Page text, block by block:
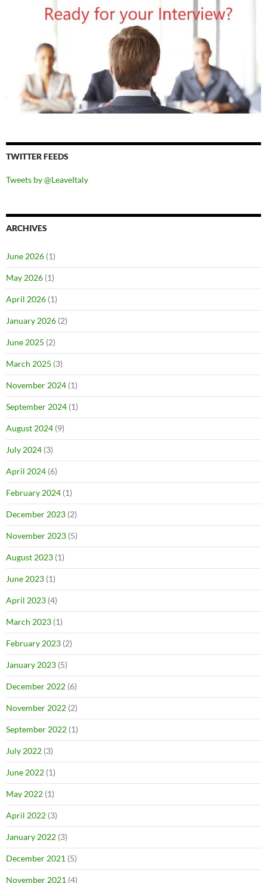
TWITTER FEEDS
Tweets by @LeaveItaly
ARCHIVES
June 2026 (1)
May 2026 (1)
April 2026 (1)
January 2026 (2)
June 2025 (2)
March 2025 (3)
November 2024 (1)
September 2024 (1)
August 2024 (9)
July 2024 (3)
April 2024 (6)
February 2024 (1)
December 2023 (2)
November 2023 (5)
August 2023 (1)
June 2023 (1)
April 2023 (4)
March 2023 (1)
February 2023 (2)
January 2023 (5)
December 2022 (6)
November 2022 (2)
September 2022 (1)
July 2022 (3)
June 2022 (1)
May 2022 (1)
April 2022 (3)
January 2022 (3)
December 2021 (5)
November 2021 (4)